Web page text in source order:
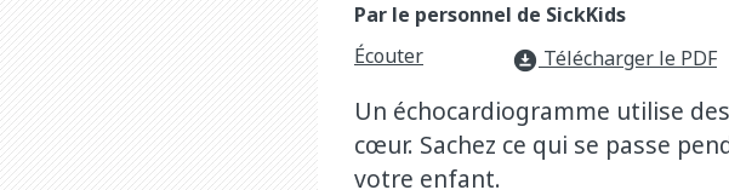
Par le personnel de SickKids
Écouter
download_for_offline Télécharger le PDF
Un échocardiogramme utilise
cœur. Sachez ce qui se passe
votre enfant.